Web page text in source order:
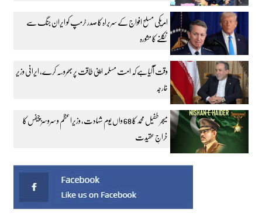
امریکی مسلح افواج کے سربراہ کا صدر ٹرمپ کو ایران جنگ سے
نکلنے کا مشورہ
وقت آگیا ہے کہ امت مسلمہ اپنی طاقت پر بھروسہ کرے، ایرانی وزیر
خارجہ
میجر طفیل محمد کا 68 واں یوم شہادت، وزیراعظم و سروسز چیفس کا
خراجِ عقیدت